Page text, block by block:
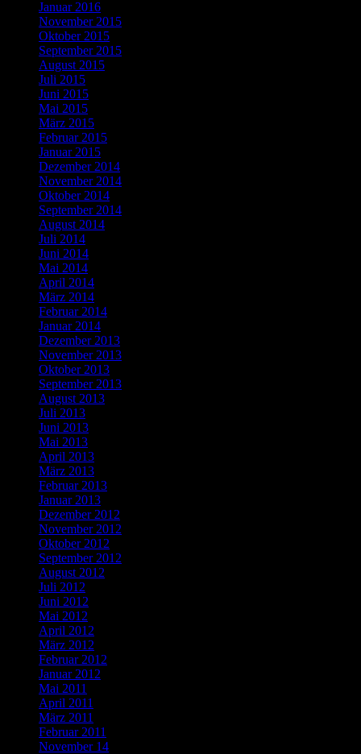
Januar 2016
November 2015
Oktober 2015
September 2015
August 2015
Juli 2015
Juni 2015
Mai 2015
März 2015
Februar 2015
Januar 2015
Dezember 2014
November 2014
Oktober 2014
September 2014
August 2014
Juli 2014
Juni 2014
Mai 2014
April 2014
März 2014
Februar 2014
Januar 2014
Dezember 2013
November 2013
Oktober 2013
September 2013
August 2013
Juli 2013
Juni 2013
Mai 2013
April 2013
März 2013
Februar 2013
Januar 2013
Dezember 2012
November 2012
Oktober 2012
September 2012
August 2012
Juli 2012
Juni 2012
Mai 2012
April 2012
März 2012
Februar 2012
Januar 2012
Mai 2011
April 2011
März 2011
Februar 2011
November 14